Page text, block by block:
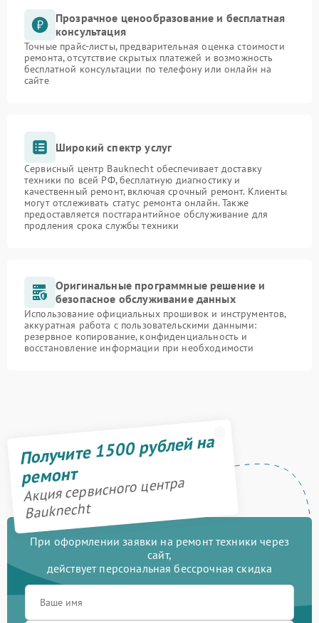
Прозрачное ценообразование и бесплатная
консультация
Точные прайс-листы, предварительная оценка стоимости
ремонта, отсутствие скрытых платежей и возможность
бесплатной консультации по телефону или онлайн на
сайте
Широкий спектр услуг
Сервисный центр Bauknecht обеспечивает доставку
техники по всей РФ, бесплатную диагностику и
качественный ремонт, включая срочный ремонт. Клиенты
могут отслеживать статус ремонта онлайн. Также
предоставляется постгарантийное обслуживание для
продления срока службы техники
Оригинальные программные решение и
безопасное обслуживание данных
Использование официальных прошивок и инструментов,
аккуратная работа с пользовательскими данными:
резервное копирование, конфиденциальность и
восстановление информации при необходимости
Получите 1500 рублей на
ремонт
Акция сервисного центра
Bauknecht
При оформлении заявки на ремонт техники через
сайт,
действует персональная бессрочная скидка